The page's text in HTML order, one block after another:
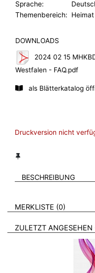
Sprache:
Themenbereich:
Heimat
DOWNLOADS
2024 02 15
Westfalen - FAQ.pdf
als Blätterkatalog
Druckversion nicht
BESCHREIBUNG
VERWEISE AUF
MERKLISTE 0
ZULETZT ANGESEHEN